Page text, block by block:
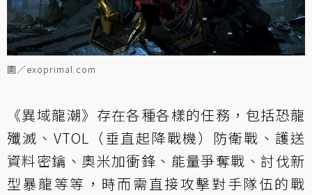
圖／exoprimal.com
《異域龍潮》存在各種各樣的任務，包括恐龍
殲滅、VTOL（垂直起降戰機）防衛戰、護送
資料密鑰、奧米加衝鋒、能量爭奪戰、討伐新
型暴龍等等，時而需直接攻擊對手隊伍的戰